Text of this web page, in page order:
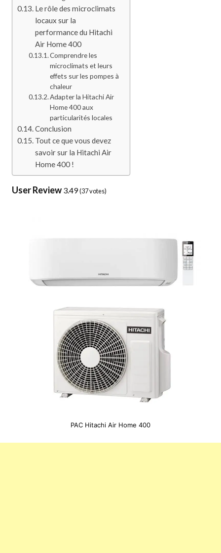
Le rôle des microclimats
locaux sur la
performance du Hitachi
Air Home 400
Comprendre les
microclimats et leurs
effets sur les pompes à
chaleur
Adapter la Hitachi Air
Home 400 aux
particularités locales
Conclusion
Tout ce que vous devez
savoir sur la Hitachi Air
Home 400 !
User Review 3.49(37votes)
PAC Hitachi Air Home 400